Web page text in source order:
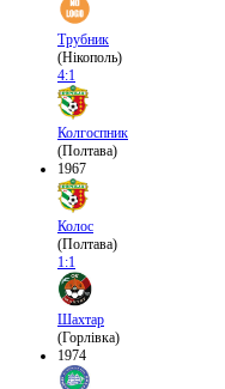
Трубник
(Нікополь)
4:1
Колгоспник
(Полтава)
1967
Колос
(Полтава)
1:1
Шахтар
(Горлівка)
1974